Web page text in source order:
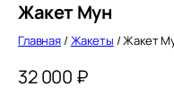
Жакет Мун
Главная / Жакеты / Жакет
32 000 ₽